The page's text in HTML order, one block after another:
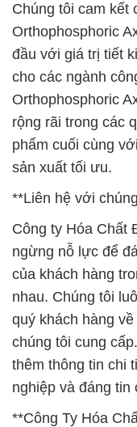
Chúng tôi cam
Orthophosphoric
đầu với giá trị tiết
cho các ngành
Orthophosphoric
rộng rãi trong các
phẩm cuối cùng
sản xuất tối ưu.
**Liên hệ với
Công ty Hóa Chất
ngừng nỗ lực để
của khách hàng
nhau. Chúng tôi
quý khách hàng
chúng tôi cung
thêm thông tin chi
nghiệp và đáng tin
**Công Ty Hóa